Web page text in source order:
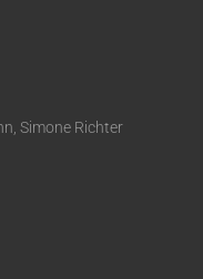
Simone Richter